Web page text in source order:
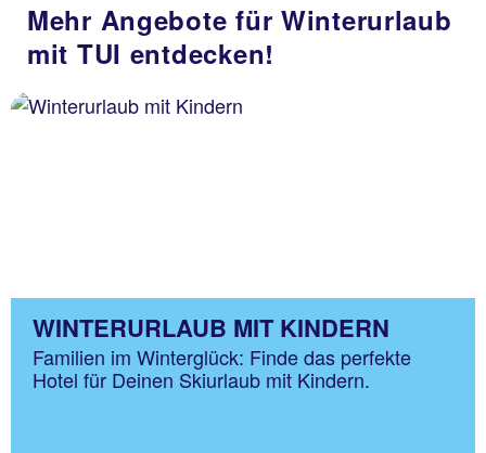
Mehr Angebote für Winterurlaub
mit TUI entdecken!
WINTERURLAUB MIT KINDERN
Familien im Winterglück: Finde das perfekte
Hotel für Deinen Skiurlaub mit Kindern.